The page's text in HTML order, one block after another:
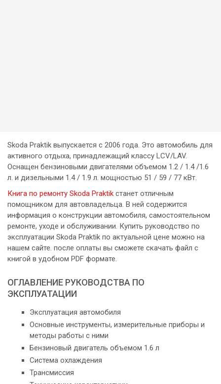
Skoda Praktik выпускается с 2006 года. Это автомобиль для
активного отдыха, принадлежащий классу LCV/LAV.
Оснащен бензиновыми двигателями объемом 1.2 / 1.4 /1.6
л. и дизельными 1.4 / 1.9 л. мощностью 51 / 59 / 77 кВт.
Книга по ремонту Skoda Praktik станет отличным
помощником для автовладельца. В ней содержится
информация о конструкции автомобиля, самостоятельном
ремонте, уходе и обслуживании. Купить руководство по
эксплуатации Skoda Praktik по актуальной цене можно на
нашем сайте. после оплаты вы сможете скачать файл с
книгой в удобном PDF формате.
ОГЛАВЛЕНИЕ РУКОВОДСТВА ПО
ЭКСПЛУАТАЦИИ
Эксплуатация автомобиля
Основные инструменты, измерительные приборы и
методы работы с ними
Бензиновый двигатель объемом 1.6 л
Система охлаждения
Трансмиссия